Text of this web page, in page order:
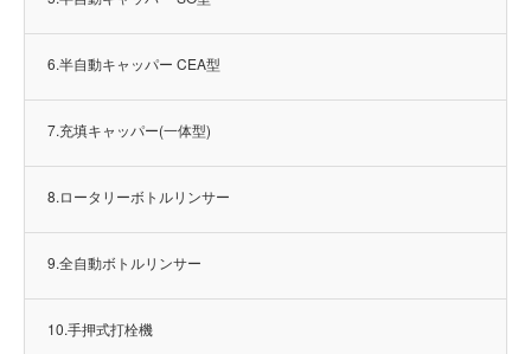
6.半自動キャッパー CEA型
7.充填キャッパー(一体型)
8.ロータリーボトルリンサー
9.全自動ボトルリンサー
10.手押式打栓機